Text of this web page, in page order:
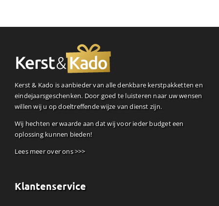
Kerst & Kado is aanbieder van alle denkbare kerstpakketten en
eindejaarsgeschenken. Door goed te luisteren naar uw wensen
willen wij u op doeltreffende wijze van dienst zijn.
Wij hechten er waarde aan dat wij voor ieder budget een
oplossing kunnen bieden!
Lees meer over ons >>>
Klantenservice